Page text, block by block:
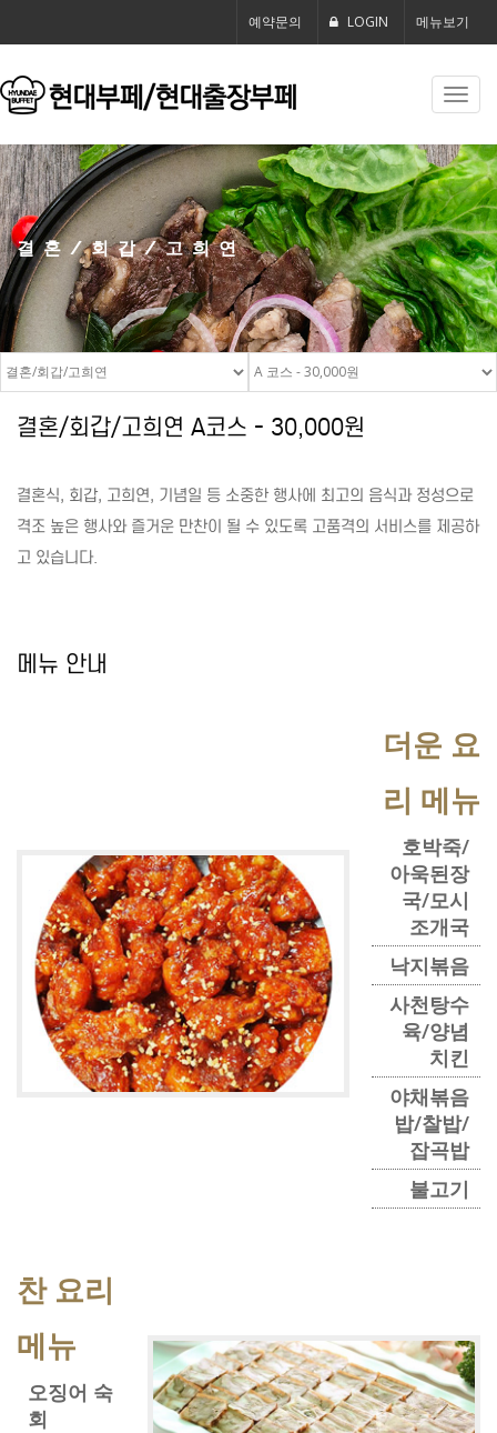
예약문의 LOGIN 메뉴보기
결혼/회갑/고희연
결혼/회갑/고희연 A코스 - 30,000원
결혼식, 회갑, 고희연, 기념일 등 소중한 행사에 최고의 음식과 정성으로
격조 높은 행사와 즐거운 만찬이 될 수 있도록 고품격의 서비스를 제공하
고 있습니다.
메뉴 안내
더운 요
리 메뉴
호박죽/
아욱된장
국/모시
조개국
낙지볶음
사천탕수
육/양념
치킨
야채볶음
밥/찰밥/
잡곡밥
불고기
찬 요리
메뉴
오징어 숙
회